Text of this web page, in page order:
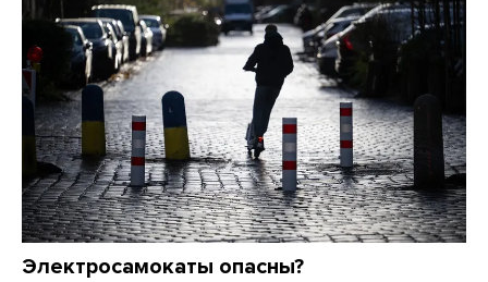
Электросамокаты опасны?